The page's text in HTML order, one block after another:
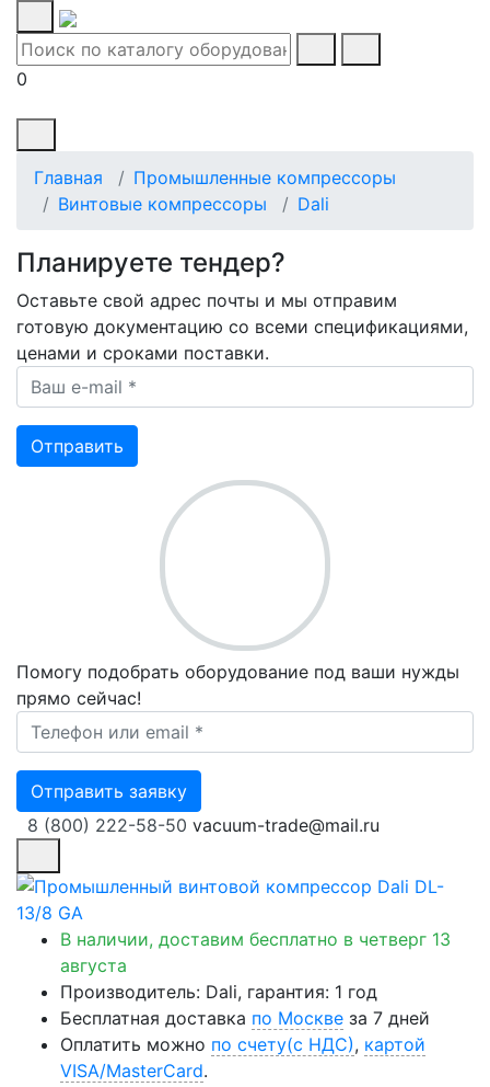
0
Главная
Промышленные компрессоры
Винтовые компрессоры
Dali
Планируете тендер?
Оставьте свой адрес почты и мы отправим
готовую документацию со всеми спецификациями,
ценами и сроками поставки.
Ваш e-mail *
Отправить
Помогу подобрать оборудование под ваши нужды
прямо сейчас!
Ваш телефон *
Отправить заявку
8 (800) 222-58-50 vacuum-trade@mail.ru
В наличии, доставим бесплатно в четверг 13
августа
Производитель: Dali, гарантия: 1 год
Бесплатная доставка по Москве за 7 дней
Оплатить можно по счету(с НДС), картой
VISA/MasterCard.